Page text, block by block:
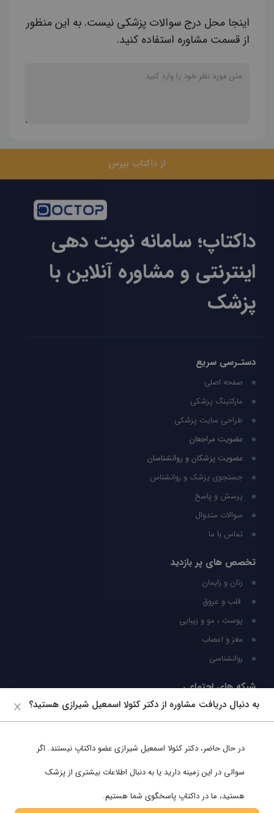
اینجا محل درج سوالات پزشکی نیست. به این منظور
از قسمت مشاوره استفاده کنید.
از داکتاپ بپرس
داکتاپ؛ سامانه نوبت دهی
اینترنتی و مشاوره آنلاین با
پزشک
دستـرسی سریع
صفحه اصلی
مارکتینگ پزشکی
طراحی سایت پزشکی
عضویت مراجعان
عضویت پزشکان و روانشناسان
جستجوی پزشک و روانشناس
پرسش و پاسخ
سوالات متدوال
تماس با ما
تخصص های پر بازدید
زنان و زایمان
قلب و عروق
پوست ، مو و زیبایی
مغز و اعصاب
روانشناسی
شبکه های اجتماعی
ما را در شبکه های اجتماعی دنبال کنید
به دنبال دریافت مشاوره از دکتر کئولا اسمعیل شیرازی هستید؟
در حال حاضر، دکتر کئولا اسمعیل شیرازیعضو داکتاپ نیستند. اگر
سوالی در این زمینه دارید یا به دنبال اطلاعات بیشتری از پزشک
هستید، ما در داکتاپ پاسخگوی شما هستیم.